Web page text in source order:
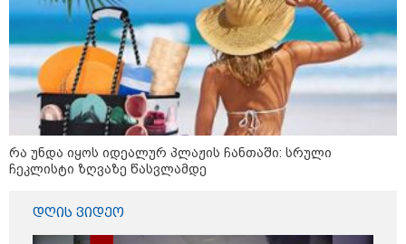
09:12 / 05-08-2026
14 გარდაცვლილი, 22
დაშავებული, მასშტაბური
ხანძარი - რუსეთმა კიევზე
იერიში ბალისტიკური
რაკეტებით მიიტანა
მორიგი თავდასხმა რუსეთში,
ნავთობგადამამუშავებელ
რა უნდა იყოს იდეალურ პლაჟის ჩანთაში: სრული
ჩეკლისტი ზღვაზე წასვლამდე
დღის ვიდეო